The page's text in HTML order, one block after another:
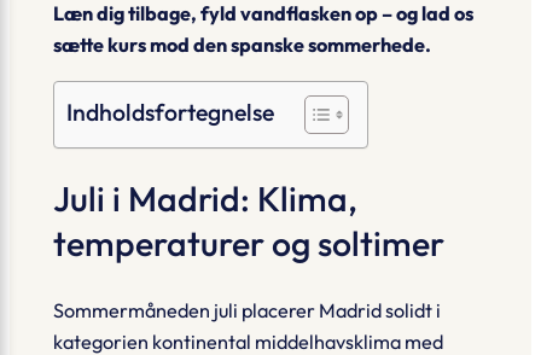
Læn dig tilbage, fyld vandflasken op – og lad os
sætte kurs mod den spanske sommerhede.
Indholdsfortegnelse
Juli i Madrid: Klima,
temperaturer og soltimer
Sommermåneden juli placerer Madrid solidt i
kategorien kontinental middelhavsklima med